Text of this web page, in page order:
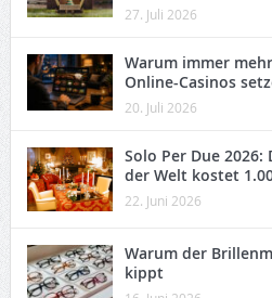
27. Juli 2026
Warum immer
Online-Casinos
20. Juli 2026
Solo Per Due
der Welt kostet
22. Juni 2026
Warum der
kippt